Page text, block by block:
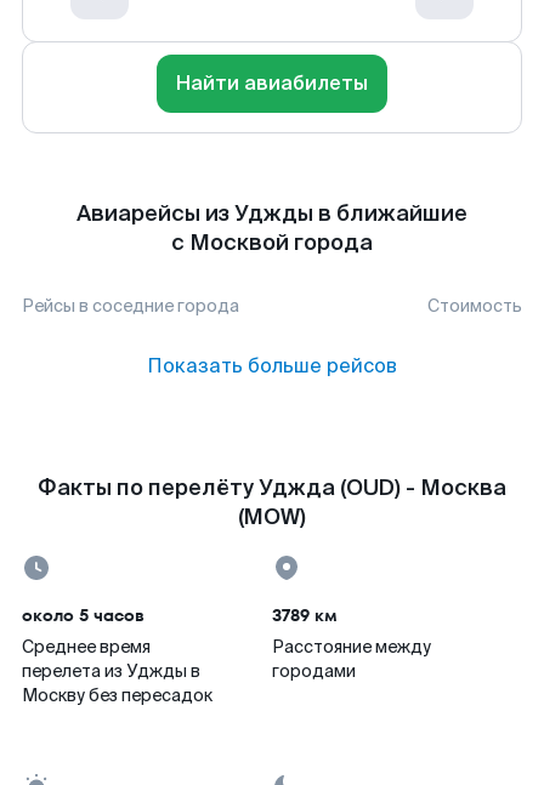
Найти авиабилеты
Авиарейсы из Уджды в ближайшие
с Москвой города
Рейсы в соседние города Стоимость
Показать больше рейсов
Факты по перелёту Уджда (OUD) - Москва
(MOW)
около 5 часов
Среднее время
перелета из Уджды в
Москву без пересадок
3789 км
Расстояние между
городами